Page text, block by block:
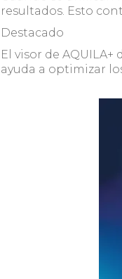
resultados. Esto
Destacado
El visor de
ayuda a optimizar